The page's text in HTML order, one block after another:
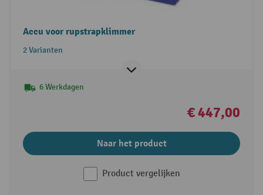
Accu voor rupstrapklimmer
2 Varianten
6 Werkdagen
€ 447,00
Naar het product
Product vergelijken